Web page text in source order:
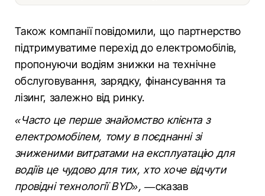
Також компанії повідомили, що партнерство
підтримуватиме перехід до електромобілів,
пропонуючи водіям знижки на технічне
обслуговування, зарядку, фінансування та
лізинг, залежно від ринку.
«Часто це перше знайомство клієнта з
електромобілем, тому в поєднанні зі
зниженими витратами на експлуатацію для
водіїв це чудово для тих, хто хоче відчути
провідні технології BYD», —сказав